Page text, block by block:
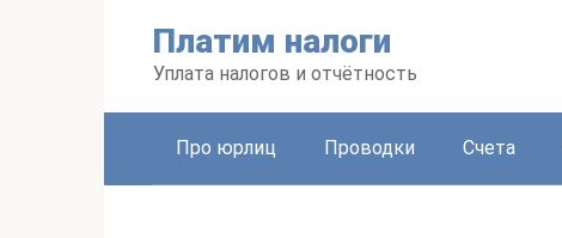
Платим налоги
Уплата налогов и отчётность
Про юрлиц Проводки Счета